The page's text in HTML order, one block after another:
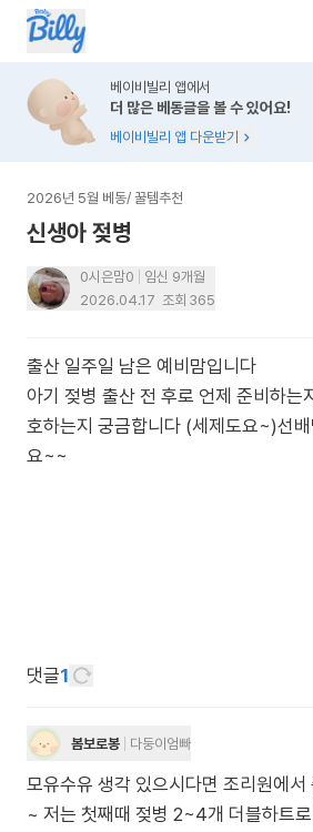
베이비빌리 앱에서
더 많은 베동글을 볼 수 있어요!
베이비빌리 앱 다운받기
2026년 5월 베동/ 꿀템추천
신생아 젖병
0시은맘0
임신 9개월
2026.04.17 조회 365
출산 일주일 남은 예비맘입니다
아기 젖병 출산 전 후로 언제 준비하는
호하는지 궁금합니다 (세제도요~)선
요~~
댓글1
봄보로봉 다둥이엄빠
모유수유 생각 있으시다면 조리원에서
~ 저는 첫째때 젖병 2~4개 더블하트